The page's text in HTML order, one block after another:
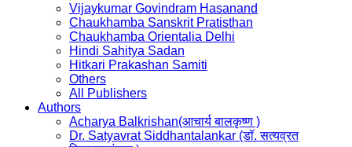
Vijaykumar Govindram Hasanand
Chaukhamba Sanskrit Pratisthan
Chaukhamba Orientalia Delhi
Hindi Sahitya Sadan
Hitkari Prakashan Samiti
Others
All Publishers
Authors
Acharya Balkrishan(आचार्य बालकृष्ण )
Dr. Satyavrat Siddhantalankar (डॉ. सत्यव्रत